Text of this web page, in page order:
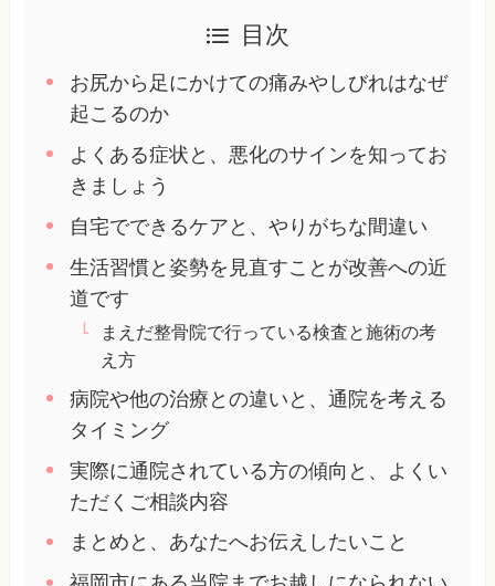
目次
お尻から足にかけての痛みやしびれはなぜ
起こるのか
よくある症状と、悪化のサインを知ってお
きましょう
自宅でできるケアと、やりがちな間違い
生活習慣と姿勢を見直すことが改善への近
道です
まえだ整骨院で行っている検査と施術の考
え方
病院や他の治療との違いと、通院を考える
タイミング
実際に通院されている方の傾向と、よくい
ただくご相談内容
まとめと、あなたへお伝えしたいこと